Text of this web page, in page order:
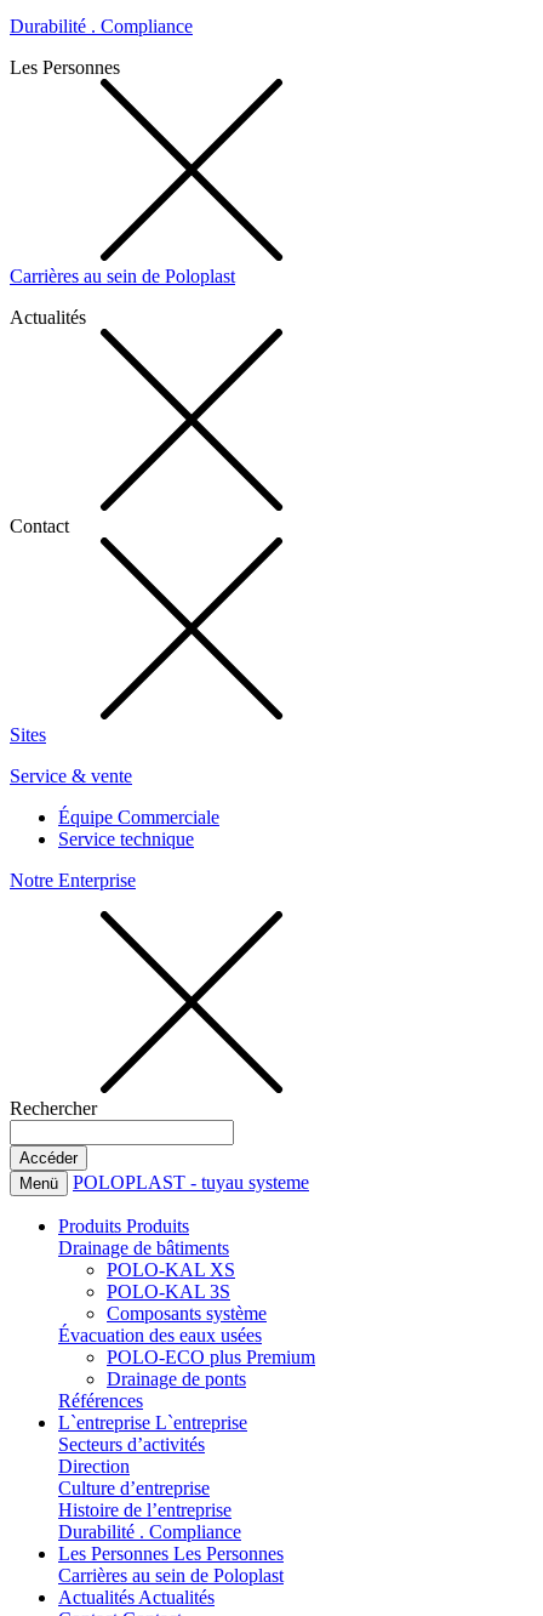
Durabilité . Compliance
Les Personnes
Carrières au sein de Poloplast
Actualités
Contact
Sites
Service & vente
Équipe Commerciale
Service technique
Notre Enterprise
Rechercher
Menü POLOPLAST - tuyau systeme
Produits Produits
Drainage de bâtiments
POLO-KAL XS
POLO-KAL 3S
Composants système
Évacuation des eaux usées
POLO-ECO plus Premium
Drainage de ponts
Références
L`entreprise L`entreprise
Secteurs d’activités
Direction
Culture d’entreprise
Histoire de l’entreprise
Durabilité . Compliance
Les Personnes Les Personnes
Carrières au sein de Poloplast
Actualités Actualités